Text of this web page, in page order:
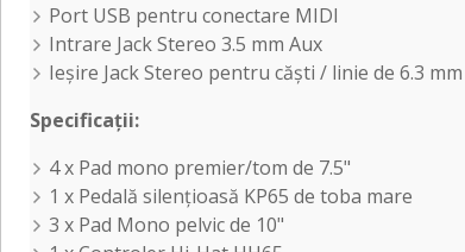
Port USB pentru conectare MIDI
Intrare Jack Stereo 3.5 mm Aux
Ieșire Jack Stereo pentru căști / linie de 6.3 mm
Specificații:
4 x Pad mono premier/tom de 7.5"
1 x Pedală silențioasă KP65 de toba mare
3 x Pad Mono pelvic de 10"